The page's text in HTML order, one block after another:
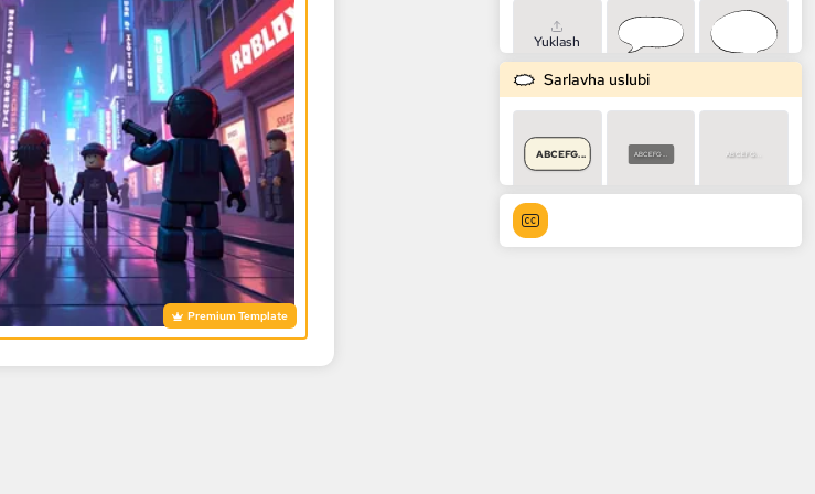
Premium Template
Yuklash
Sarlavha uslubi
ABCEFG... ABCEFG... ABCEFG...
ABCEFG... ABCEFG...